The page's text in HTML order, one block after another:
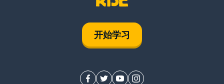
开始学习